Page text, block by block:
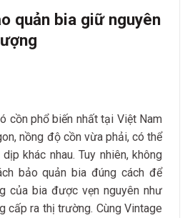
quản bia giữ nguyên
cồn phổ biến nhất tại Việt Nam
nồng độ cồn vừa phải, có thể
khác nhau. Tuy nhiên, không
bảo quản bia đúng cách để
của bia được vẹn nguyên như
cấp ra thị trường. Cùng Vintage